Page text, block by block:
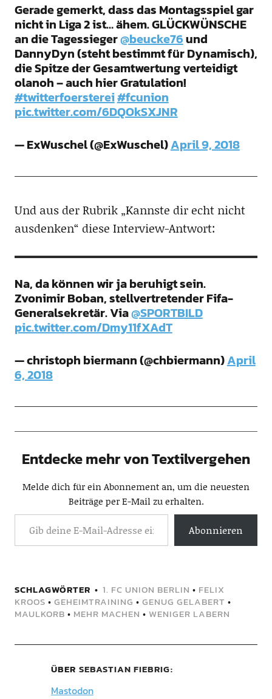
Gerade gemerkt, dass das Montagsspiel gar
nicht in Liga 2 ist… ähem. GLÜCKWÜNSCHE
an die Tagessieger@beucke76und
DannyDyn (steht bestimmt für Dynamisch),
die Spitze der Gesamtwertung verteidigt
olanoh – auch hier Gratulation!
#twitterfoersterei#fcunion
pic.twitter.com/6DQOkSXJNR
— ExWuschel (@ExWuschel)April 9, 2018
Und aus der Rubrik „Kannste dir echt nicht
ausdenken“ diese Interview-Antwort:
Na, da können wir ja beruhigt sein.
Zvonimir Boban, stellvertretender Fifa-
Generalsekretär. Via@SPORTBILD
pic.twitter.com/Dmy11fXAdT
— christoph biermann (@chbiermann)April
6, 2018
Entdecke mehr von Textilvergehen
Melde dich für ein Abonnement an, um die neuesten
Beiträge per E-Mail zu erhalten.
Abonnieren
SCHLAGWÖRTER 1. FC UNION BERLIN • FELIX
KROOS • GEHEIMTRAINING • GENUG GELABERT •
MAULKORB • MEHR MACHEN • WENIGER LABERN
ÜBER SEBASTIAN FIEBRIG
Mastodon